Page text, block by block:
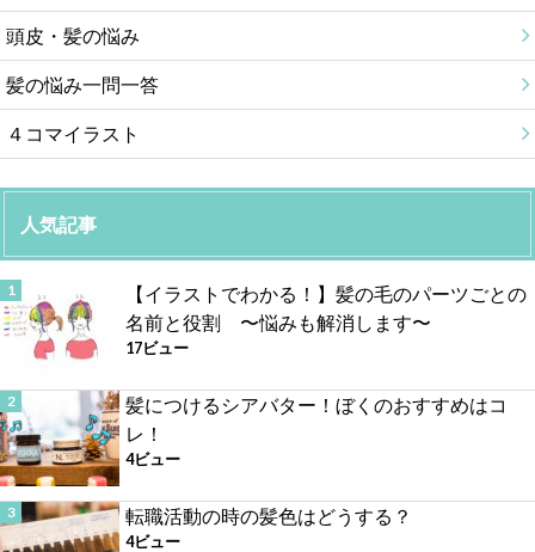
頭皮・髪の悩み
髪の悩み一問一答
４コマイラスト
人気記事
【イラストでわかる！】髪の毛のパーツごとの
名前と役割 〜悩みも解消します〜
17ビュー
髪につけるシアバター！ぼくのおすすめはコ
レ！
4ビュー
転職活動の時の髪色はどうする？
4ビュー